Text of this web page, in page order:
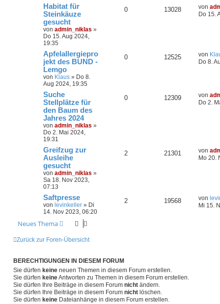
Habitat für
Steinkäuze
gesucht
von admin_niklas »
Do 15. Aug 2024,
19:35
0 13028 von
Do 15.
Apfelallergiepro
jekt des BUND -
Lemgo
von Klaus » Do 8.
Aug 2024, 19:35
0 12525 von
Do 8.
Suche
Stellplätze für
den Baum des
Jahres 2024
von admin_niklas »
Do 2. Mai 2024,
19:31
0 12309 von
Do 2.
Greifzug zur
Ausleihe
gesucht
von admin_niklas »
Sa 18. Nov 2023,
07:13
2 21301 von
Mo 20.
Saftpresse
von levinkeller » Di
14. Nov 2023, 06:20
2 19568 von
Mi 15.
Neues Thema
Zurück zur Foren-Übersicht
BERECHTIGUNGEN IN DIESEM FORUM
Sie dürfen keine neuen Themen in diesem Forum erstellen.
Sie dürfen keineAntworten zu Themen in diesem Forum erstellen.
Sie dürfen Ihre Beiträge in diesem Forum nicht ändern.
Sie dürfen Ihre Beiträge in diesem Forum nicht löschen.
Sie dürfen keine Dateianhänge in diesem Forum erstellen.